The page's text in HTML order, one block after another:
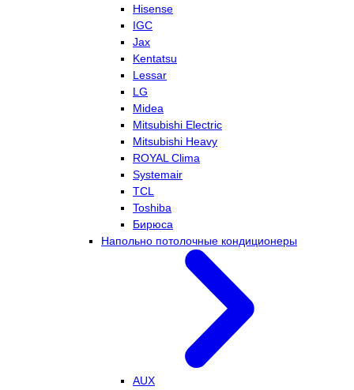
Hisense
IGC
Jax
Kentatsu
Lessar
LG
Midea
Mitsubishi Electric
Mitsubishi Heavy
ROYAL Clima
Systemair
TCL
Toshiba
Бирюса
Напольно потолочные кондиционеры
AUX